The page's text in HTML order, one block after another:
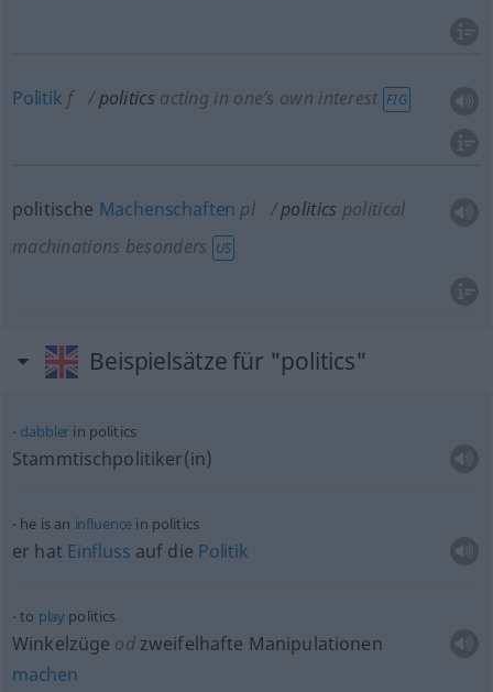
Politik f politics acting in one’s own interest FIG
politische Machenschaften pl politics political
machinations besonders US
Beispielsätze für "politics"
dabbler in politics
Stammtischpolitiker(in)
he is an influence in politics
er hat Einfluss auf die Politik
to play politics
Winkelzüge odzweifelhafte Manipulationen
machen